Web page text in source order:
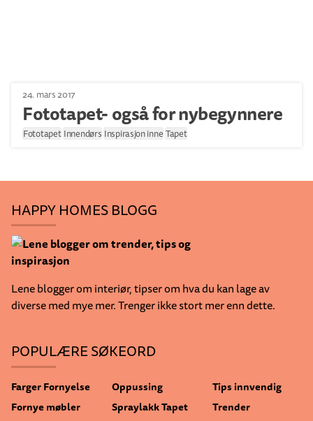
24. mars 2017
Fototapet- også for nybegynnere
Fototapet Innendørs Inspirasjon inne Tapet
HAPPY HOMES BLOGG
Lene blogger om interiør, tipser om hva du kan lage av
diverse med mye mer. Trenger ikke stort mer enn dette.
POPULÆRE SØKEORD
FargerFornyelse
Fornye møbler
Oppussing
SpraylakkTapet
Tips innvendig
Trender